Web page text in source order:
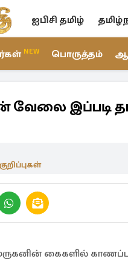
ஐபிசி தமிழ்
NEW பொருத்தம்
வேலை
கைகளில்